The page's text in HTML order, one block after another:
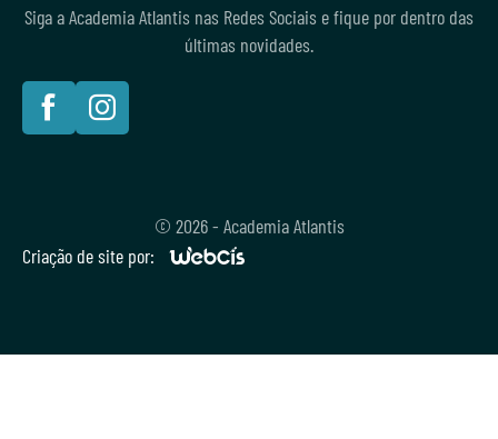
Siga a Academia Atlantis nas Redes Sociais e fique por dentro das
últimas novidades.
© 2026 - Academia Atlantis
Criação de site por: